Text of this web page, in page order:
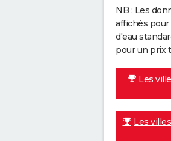
NB : Les
affichés
d'eau
pour un prix
Les
Les